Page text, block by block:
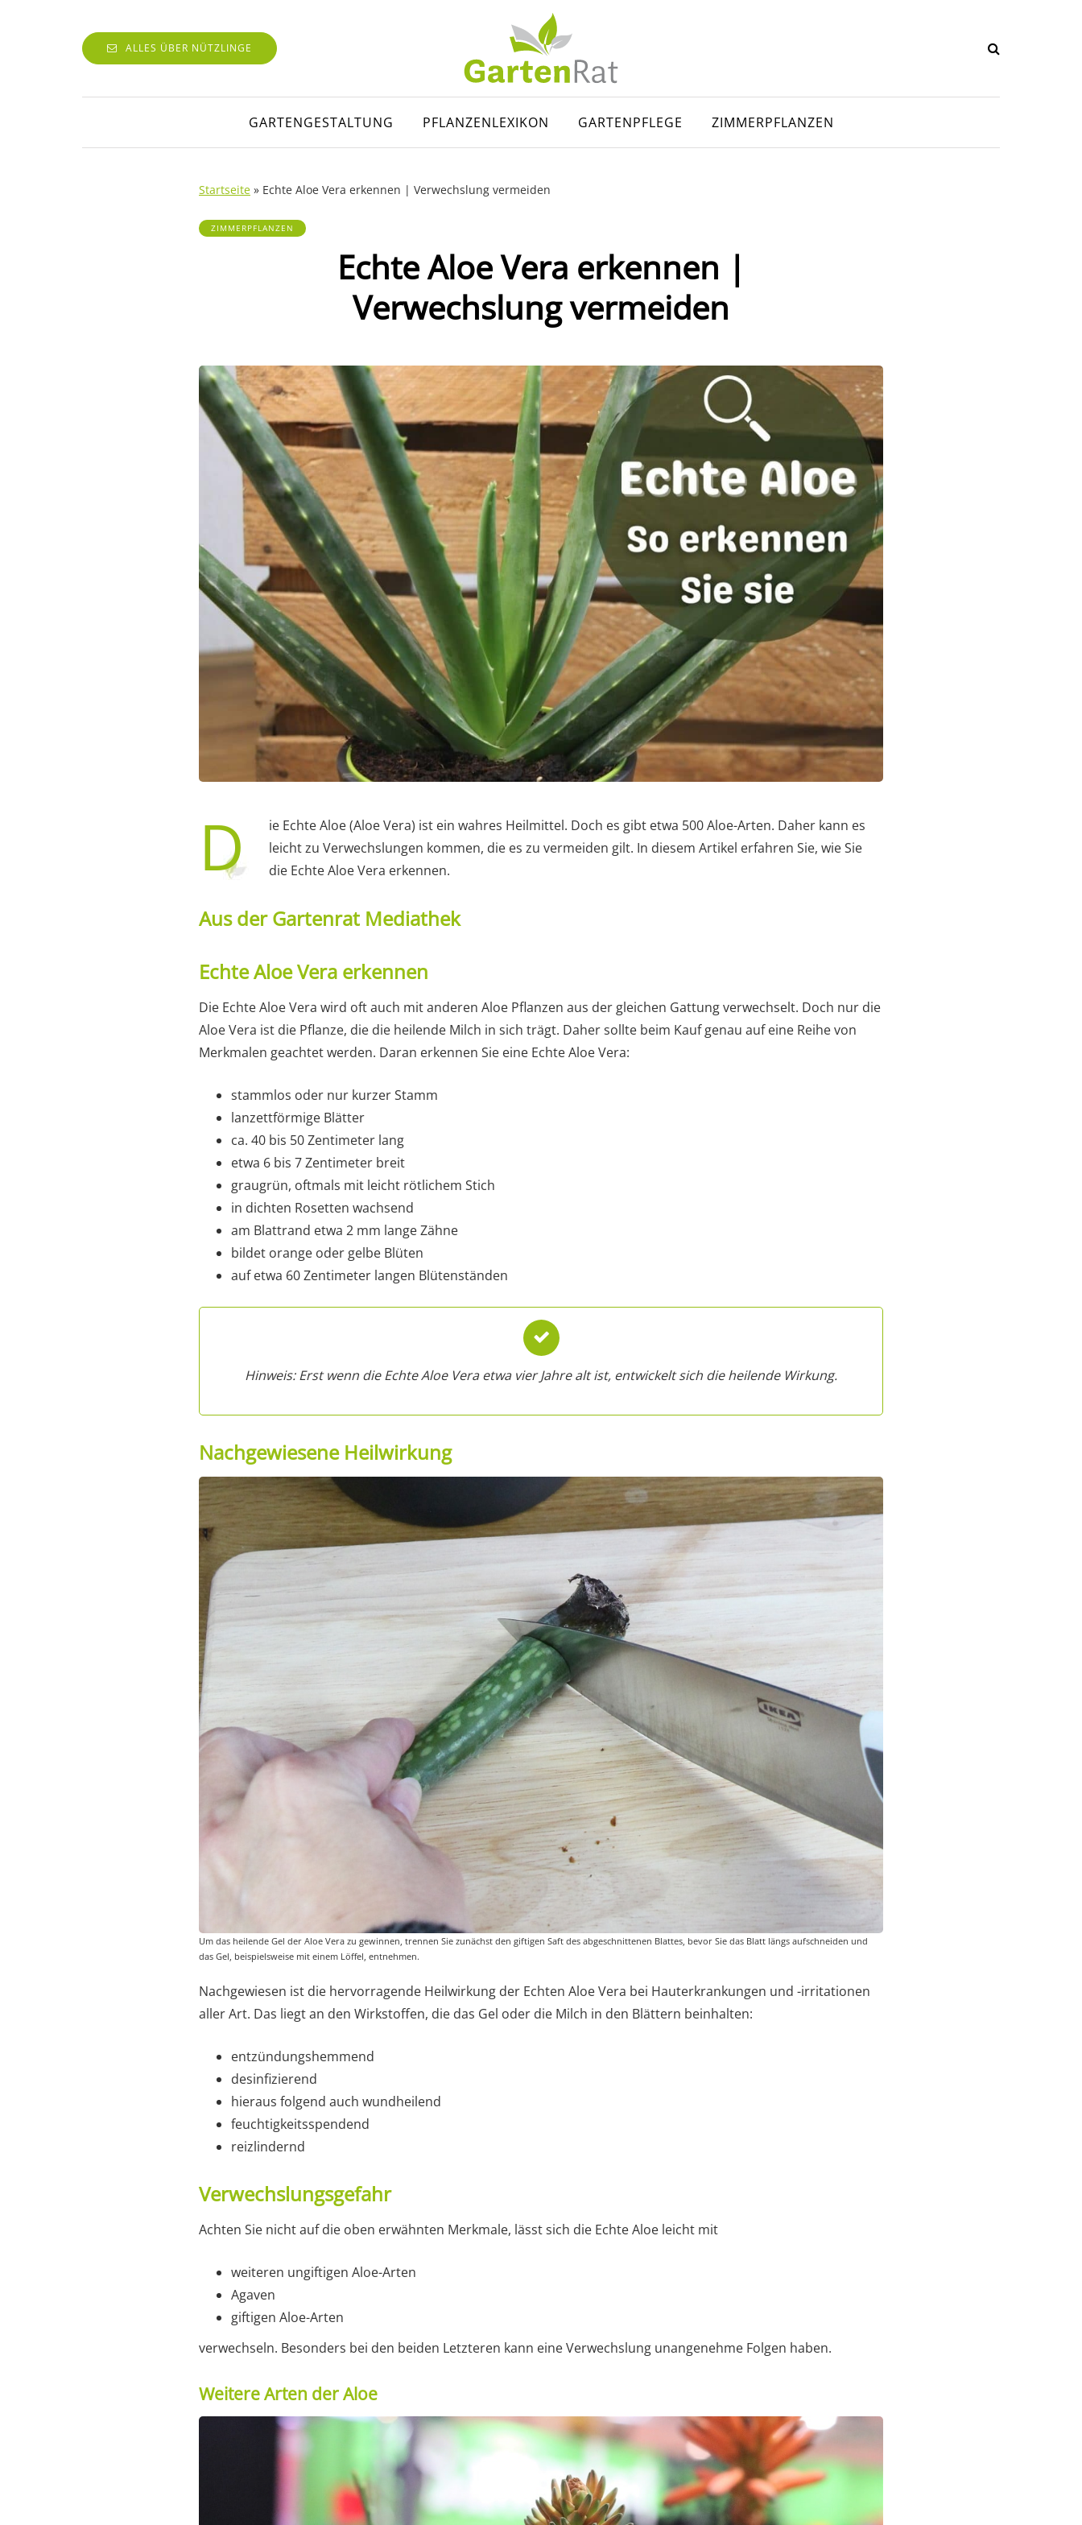
ALLES ÜBER NÜTZLINGE
GARTENGESTALTUNG PFLANZENLEXIKON GARTENPFLEGE ZIMMERPFLANZEN
Startseite » Echte Aloe Vera erkennen | Verwechslung vermeiden
ZIMMERPFLANZEN
Echte Aloe Vera erkennen |
Verwechslung vermeiden
D
ie Echte Aloe (Aloe Vera) ist ein wahres Heilmittel. Doch es gibt etwa 500 Aloe-Arten. Daher kann es
leicht zu Verwechslungen kommen, die es zu vermeiden gilt. In diesem Artikel erfahren Sie, wie Sie
die Echte Aloe Vera erkennen.
Aus der Gartenrat Mediathek
Echte Aloe Vera erkennen
Die Echte Aloe Vera wird oft auch mit anderen Aloe Pflanzen aus der gleichen Gattung verwechselt. Doch nur die
Aloe Vera ist die Pflanze, die die heilende Milch in sich trägt. Daher sollte beim Kauf genau auf eine Reihe von
Merkmalen geachtet werden. Daran erkennen Sie eine Echte Aloe Vera:
stammlos oder nur kurzer Stamm
lanzettförmige Blätter
ca. 40 bis 50 Zentimeter lang
etwa 6 bis 7 Zentimeter breit
graugrün, oftmals mit leicht rötlichem Stich
in dichten Rosetten wachsend
am Blattrand etwa 2 mm lange Zähne
bildet orange oder gelbe Blüten
auf etwa 60 Zentimeter langen Blütenständen
Hinweis: Erst wenn die Echte Aloe Vera etwa vier Jahre alt ist, entwickelt sich die heilende Wirkung.
Nachgewiesene Heilwirkung
Um das heilende Gel der Aloe Vera zu gewinnen, trennen Sie zunächst den giftigen Saft des abgeschnittenen Blattes, bevor Sie das Blatt längs aufschneiden und
das Gel, beispielsweise mit einem Löffel, entnehmen.
Nachgewiesen ist die hervorragende Heilwirkung der Echten Aloe Vera bei Hauterkrankungen und -irritationen
aller Art. Das liegt an den Wirkstoffen, die das Gel oder die Milch in den Blättern beinhalten:
entzündungshemmend
desinfizierend
hieraus folgend auch wundheilend
feuchtigkeitsspendend
reizlindernd
Verwechslungsgefahr
Achten Sie nicht auf die oben erwähnten Merkmale, lässt sich die Echte Aloe leicht mit
weiteren ungiftigen Aloe-Arten
Agaven
giftigen Aloe-Arten
verwechseln. Besonders bei den beiden Letzteren kann eine Verwechslung unangenehme Folgen haben.
Weitere Arten der Aloe